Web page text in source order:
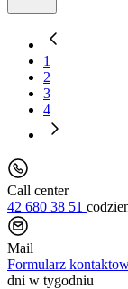
1
2
3
4
Call center
42 680 38 51
Mail
Formularz
dni w tygodniu